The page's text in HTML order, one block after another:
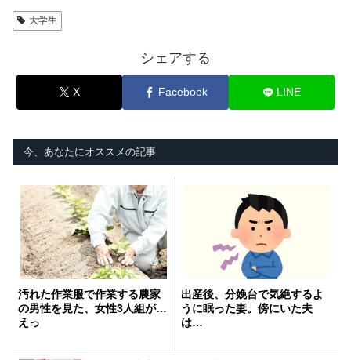
大学生
シェアする
X Facebook LINE
今、あなたにオススメの記事
汚れた作業服で作業する農家
の男性を見た、女性3人組が…
えっ
出産後、分娩台で気絶するよ
うに眠った妻。傍にいた夫
は…